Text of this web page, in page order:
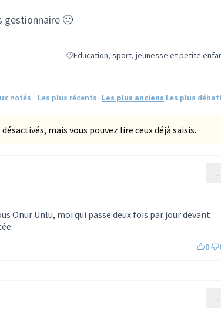
gestionnaire 🙁
Filtrer les résultats de la catégorie :
Education, sport, jeunesse et petite
notés Les plus récents Les plus anciens Les plus
mais vous pouvez lire ceux déjà saisis.
…
Onur Unlu, moi qui passe deux fois par jour devant
0
…